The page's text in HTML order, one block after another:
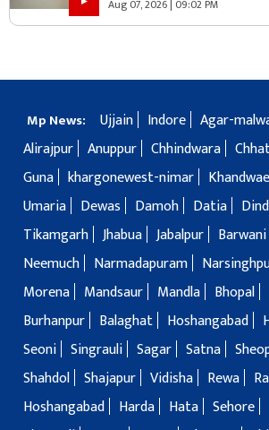
Aug 07, 2026 | 09:02 PM
Mp News: Ujjain Indore Agar-
Alirajpur Anuppur Chhindwara
Guna khargonewest-nimar
Umaria
Dewas Damoh Datia
Tikamgarh Jhabua Jabalpur Barwani
Neemuch
Narmadapuram
Morena
Mandsaur Mandla Bhopal
Burhanpur
Balaghat Hoshangabad
Seoni Singrauli Sagar Satna
Shahdol Shajapur Vidisha Rewa
Hoshangabad
Harda Hata Sehore